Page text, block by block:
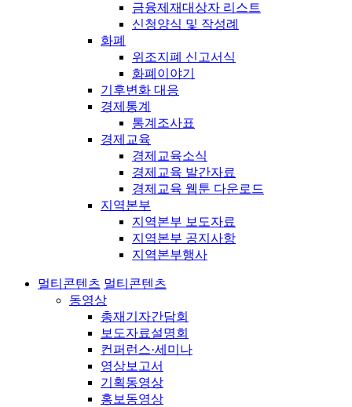
금융제재대상자 리스트
신청양식 및 작성례
화폐
위조지폐 신고서식
화폐이야기
기후변화 대응
경제통계
통계조사표
경제교육
경제교육소식
경제교육 발간자료
경제교육 웹툰 다운로드
지역본부
지역본부 보도자료
지역본부 공지사항
지역본부행사
멀티콘텐츠 멀티콘텐츠
동영상
총재기자간담회
보도자료설명회
컨퍼런스·세미나
영상보고서
기획동영상
홍보동영상